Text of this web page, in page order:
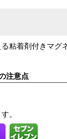
粘着剤付きマ
注意点
。